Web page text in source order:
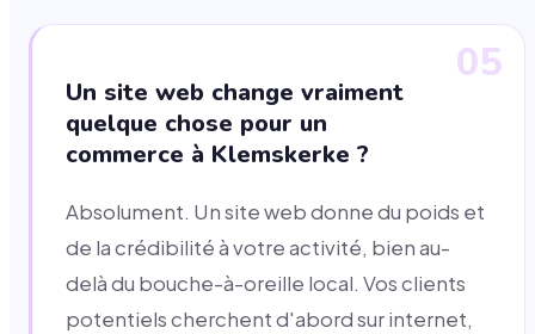
05
Un site web change vraiment
quelque chose pour un
commerce à Klemskerke ?
Absolument. Un site web donne du poids et
de la crédibilité à votre activité, bien au-
delà du bouche-à-oreille local. Vos clients
potentiels cherchent d'abord sur internet,